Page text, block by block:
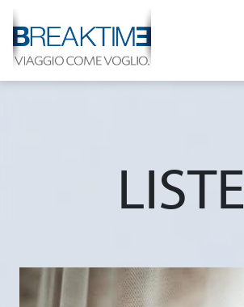
LISTE